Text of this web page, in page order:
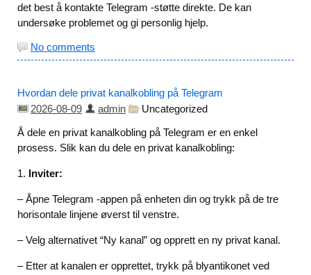
det best å kontakte Telegram -støtte direkte. De kan
undersøke problemet og gi personlig hjelp.
No comments
Hvordan dele privat kanalkobling på Telegram
2026-08-09
admin
Uncategorized
Å dele en privat kanalkobling på Telegram er en enkel
prosess. Slik kan du dele en privat kanalkobling:
1. Inviter:
– Åpne Telegram -appen på enheten din og trykk på de tre
horisontale linjene øverst til venstre.
– Velg alternativet “Ny kanal” og opprett en ny privat kanal.
– Etter at kanalen er opprettet, trykk på blyantikonet ved